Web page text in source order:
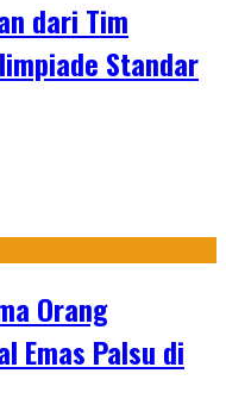
dari Tim
Standar
Orang
Emas Palsu di